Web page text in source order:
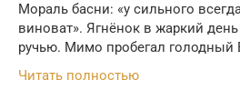
Мораль басни: «у сильного
виноват». Ягнёнок в жаркий
ручью. Мимо пробегал голодный
Читать полностью